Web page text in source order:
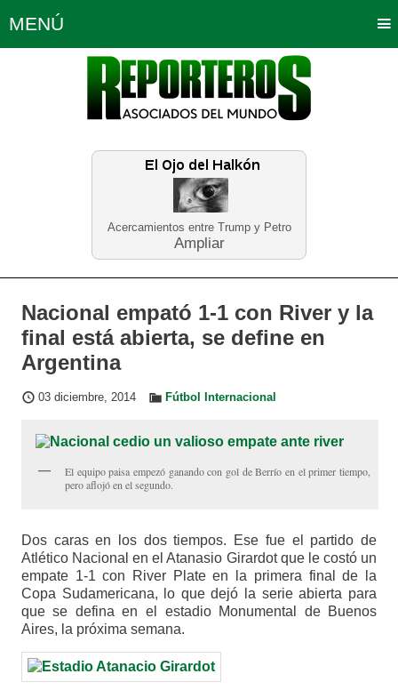
Acercamientos entre Trump y Petro
Ampliar
MENÚ
Política Opinión Bogotá
Planeta Tierra Deportes
Educación Neira
Nacional empató 1-1 con River y la
final está abierta, se define en
Argentina
03 diciembre, 2014 Fútbol Internacional
El equipo paisa empezó ganando con gol de Berrío en el primer tiempo,
pero aflojó en el segundo.
Dos caras en los dos tiempos. Ese fue el partido de
Atlético Nacional en el Atanasio Girardot que le costó un
empate 1-1 con River Plate en la primera final de la
Copa Sudamericana, lo que dejó la serie abierta para
que se defina en el estadio Monumental de Buenos
Aires, la próxima semana.